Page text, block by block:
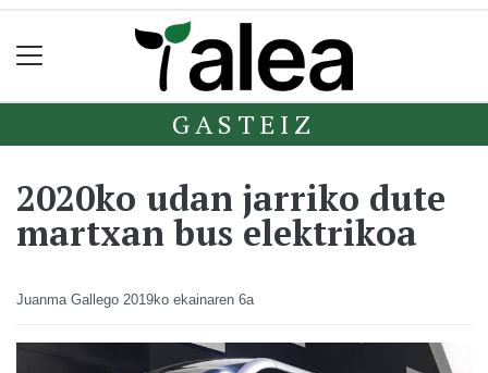
GASTEIZ
2020ko udan jarriko dute
martxan bus elektrikoa
Juanma Gallego 2019ko ekainaren 6a